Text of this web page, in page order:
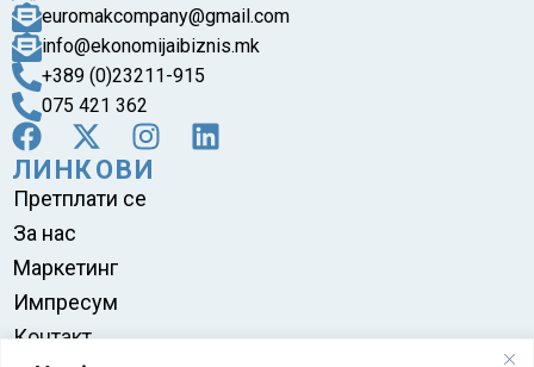
euromakcompany@gmail.com
info@ekonomijaibiznis.mk
+389 (0)23211-915
075 421 362
ЛИНКОВИ
Претплати се
За нас
Маркетинг
Импресум
Контакт